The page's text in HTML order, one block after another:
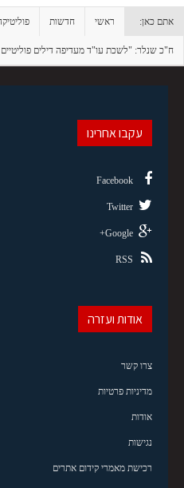
אתם כאן: ראשי חדשות
ח"כ שנלר: "לשכת עו"ד מעדיפה דילים
עקבו אחרינו
Facebook
Twitter
Google+
RSS
אודות ועזרה
צרו קשר
מדיניות פרטיות
אודות
נגישות
רכישת מאמרי קידום אתרים